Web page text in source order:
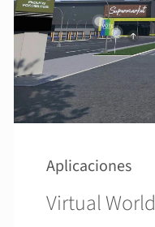
Aplicaciones
Virtual World